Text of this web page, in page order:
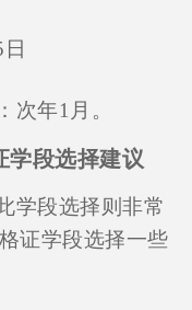
年1月。
学段选择建议
学段选择则非常
证学段选择一些